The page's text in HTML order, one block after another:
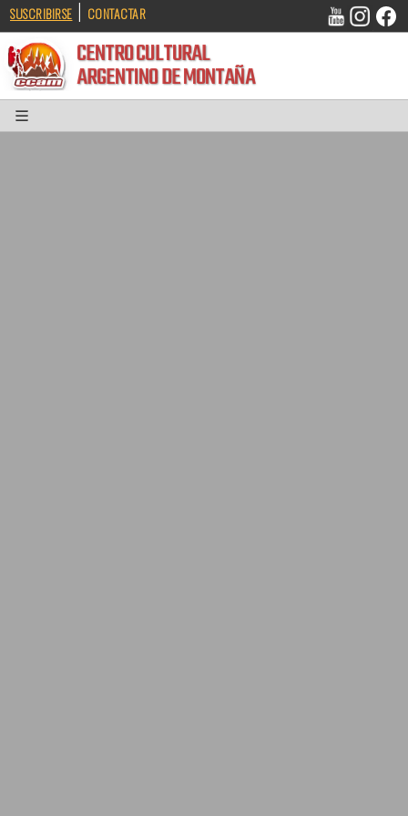
SUSCRIBIRSE | CONTACTAR
CENTRO CULTURAL
ARGENTINO DE MONTAÑA